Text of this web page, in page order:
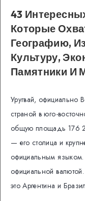
43
Которые
Географию,
Культуру,
Памятники И
Уругвай, официально
страной в юго-
общую площадь 176
— его столица и
официальным языком.
официальной
это Аргентина и